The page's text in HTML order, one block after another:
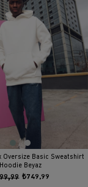
Oversize Basic Sweatshirt
Hoodie Beyaz
₺749,99